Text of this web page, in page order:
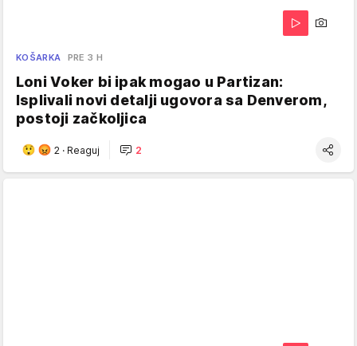
KOŠARKA PRE 3 H
Loni Voker bi ipak mogao u Partizan:
Isplivali novi detalji ugovora sa Denverom,
postoji začkoljica
2 · Reaguj 2